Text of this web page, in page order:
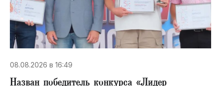
08.08.2026 в 16:49